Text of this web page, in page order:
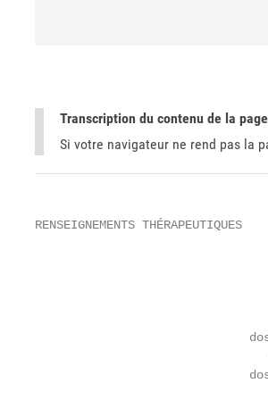
Transcription du contenu de la page
Si votre navigateur ne rend pas la
RENSEIGNEMENTS THÉRAPEUTIQUES